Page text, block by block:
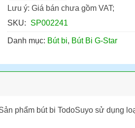
Lưu ý: Giá bán chưa gồm VAT;
SKU:
SP002241
Danh mục: Bút bi, Bút Bi G-Star
phẩm bút bi TodoSuyo sử dụng